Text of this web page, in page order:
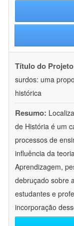
Título do
surdos: uma
histórica
Resumo:
de História é um
processos de
influência da
Aprendizagem,
debruçado sobre
estudantes e
incorporação